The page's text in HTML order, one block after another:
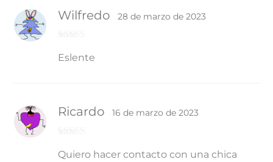
5de 5
Wilfredo 28 de marzo de 2023
Eslente
con4de 5
Ricardo 16 de marzo de 2023
Quiero hacer contacto con una chica